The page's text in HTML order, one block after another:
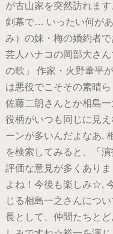
が古山家を突然訪れま
剣幕で… いったい何が
み）の妹・梅の婚約者
芸人ハナコの岡部大さ
の歌」 作家・火野葦平
は悪役でこそその素晴
佐藤二朗さんとか相島
役柄がいつも同じに見
ーンが多いんだよなあ,
を検索してみると、「
評価な意見が多くあり
よね！今後も楽しみ☆,
じる相島一之さんにつ
長として、仲間たちと